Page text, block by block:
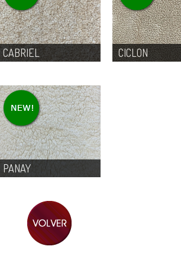
CABRIEL CICLON
PANAY